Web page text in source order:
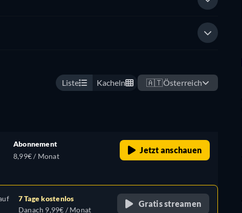
Liste Kacheln 🇦🇹Österreich
Abonnement
8,99€ / Monat
Jetzt anschauen
7 Tage kostenlos
Danach 9,99€ / Monat
Gratis streamen